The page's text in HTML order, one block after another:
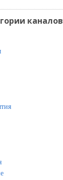
каналов